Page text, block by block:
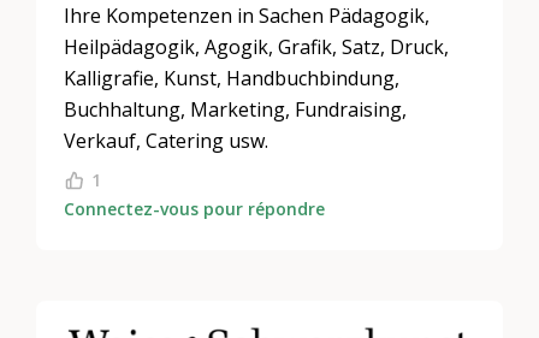
Ihre Kompetenzen in Sachen Pädagogik,
Heilpädagogik, Agogik, Grafik, Satz, Druck,
Kalligrafie, Kunst, Handbuchbindung,
Buchhaltung, Marketing, Fundraising,
Verkauf, Catering usw.
1
Connectez-vous pour répondre